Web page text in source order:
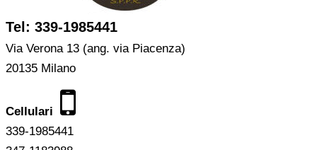
Tel: 339-1985441
Via Verona 13 (ang. via Piacenza)
20135 Milano
Cellulari
339-1985441